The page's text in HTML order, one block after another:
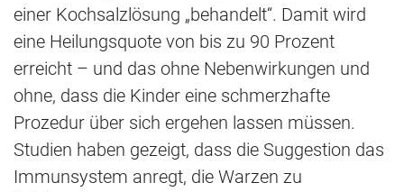
einer Kochsalzlösung „behandelt“. Damit wird
eine Heilungsquote von bis zu 90 Prozent
erreicht – und das ohne Nebenwirkungen und
ohne, dass die Kinder eine schmerzhafte
Prozedur über sich ergehen lassen müssen.
Studien haben gezeigt, dass die Suggestion das
Immunsystem anregt, die Warzen zu